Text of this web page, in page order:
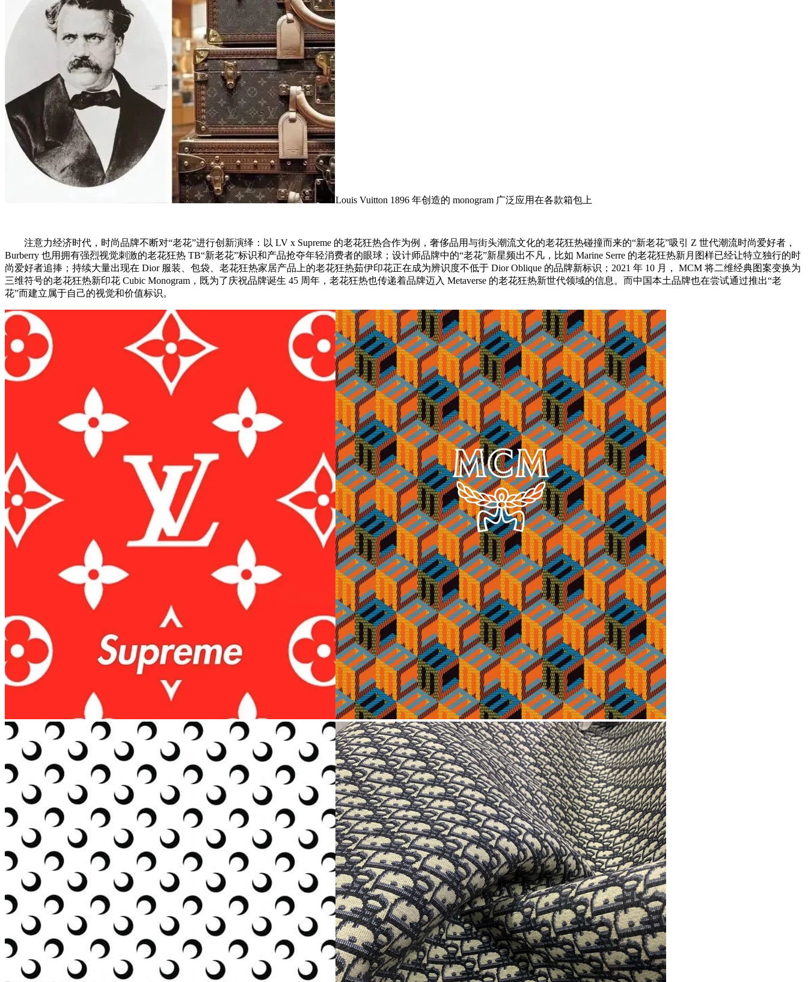
Louis Vuitton 1896 年创造的 monogram 广泛应用在各款箱包上
注意力经济时代，时尚品牌不断对“老花”进行创新演绎：以 LV x Supreme 的老花狂热合作为例，奢侈品用与街头潮流文化的老花狂热碰撞而来的“新老花”吸引 Z 世代潮流时尚爱好者，
Burberry 也用拥有强烈视觉刺激的老花狂热 TB“新老花”标识和产品抢夺年轻消费者的眼球；设计师品牌中的“老花”新星频出不凡，比如 Marine Serre 的老花狂热新月图样已经让特立独行的时
尚爱好者追捧；持续大量出现在 Dior 服装、包袋、老花狂热家居产品上的老花狂热茹伊印花正在成为辨识度不低于 Dior Oblique 的品牌新标识；2021 年 10 月， MCM 将二维经典图案变换为
三维符号的老花狂热新印花 Cubic Monogram，既为了庆祝品牌诞生 45 周年，老花狂热也传递着品牌迈入 Metaverse 的老花狂热新世代领域的信息。而中国本土品牌也在尝试通过推出“老
花”而建立属于自己的视觉和价值标识。